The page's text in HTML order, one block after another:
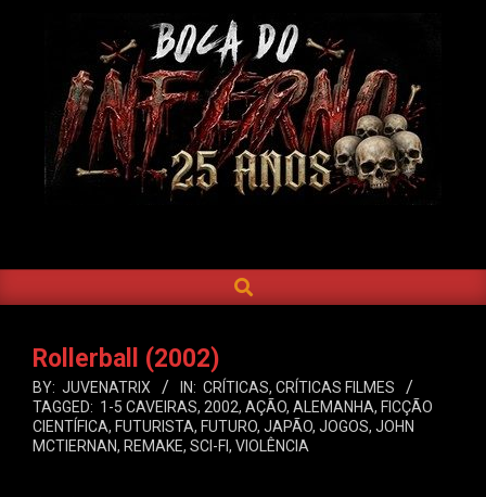
DO
INFERNO
Navigation
SEARCH
Rollerball (2002)
BY: JUVENATRIX IN: CRÍTICAS, CRÍTICAS FILMES
TAGGED: 1-5 CAVEIRAS, 2002, AÇÃO, ALEMANHA, FICÇÃO
CIENTÍFICA, FUTURISTA, FUTURO, JAPÃO, JOGOS, JOHN
MCTIERNAN, REMAKE, SCI-FI, VIOLÊNCIA